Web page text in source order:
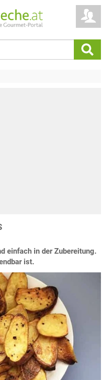
einfach in der Zubereitung.
ist.